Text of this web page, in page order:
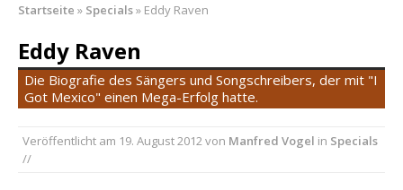
Colton Dawson legt mit „Worth It“ nach –
Carly Pearce hinterfragt den ständigen
Vergleich mit anderen
„Choosin‘ Texas“ gehört zu den größten Hits
Startseite » Specials» Eddy Raven
Eddy Raven
Die Biografie des Sängers und Songschreibers, der mit "I
Got Mexico" einen Mega-Erfolg hatte.
Veröffentlicht am 19. August 2012 von Manfred Vogel in Specials
//